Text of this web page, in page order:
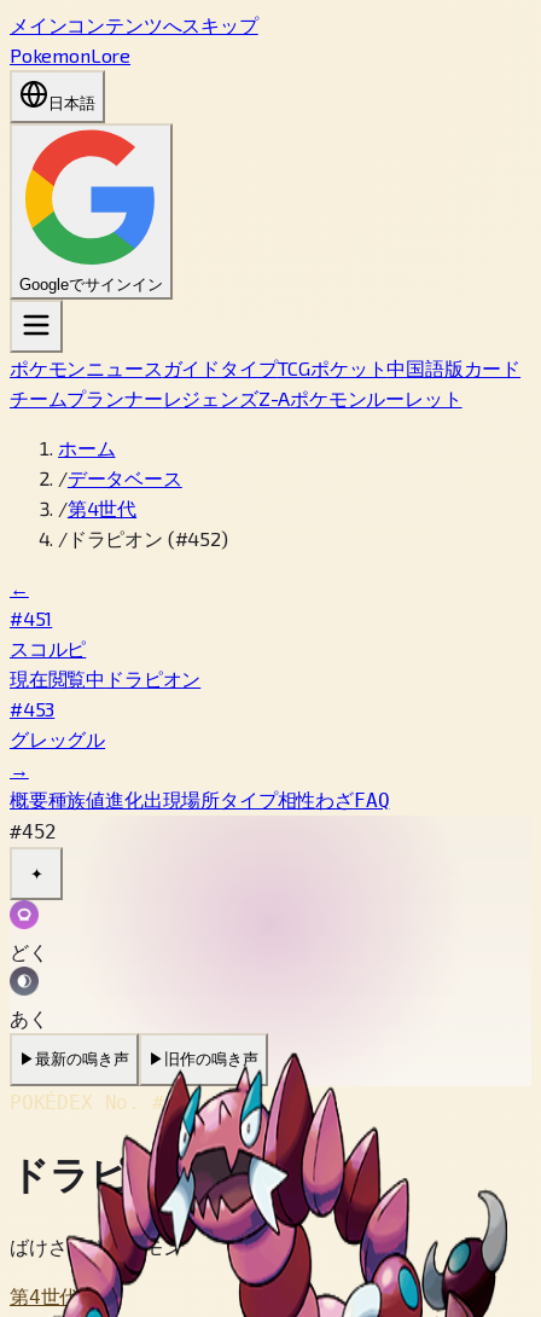
メインコンテンツへスキップ
PokemonLore
日本語
Googleでサインイン
ポケモンニュース ガイド タイプTCGポケット中国語版カード
チームプランナーレジェンズZ-Aポケモンルーレット
ホーム
/データベース
/第4世代
/ドラピオン (#452)
←
#451
スコルピ
現在閲覧中 ドラピオン
#453
グレッグル
→
概要種族値進化出現場所タイプ相性わざFAQ
#452
✦
どく
あく
▶最新の鳴き声 ▶ 旧作の鳴き声
POKÉDEX No. #452
ドラピオン
ばけさそりポケモン
第4世代